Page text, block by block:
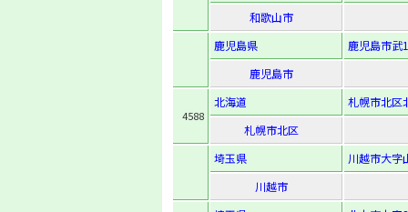
和歌山市
鹿児島県
鹿児島市武
鹿児島市
4588
北海道
札幌市北区
札幌市北区
埼玉県
川越市大字
川越市